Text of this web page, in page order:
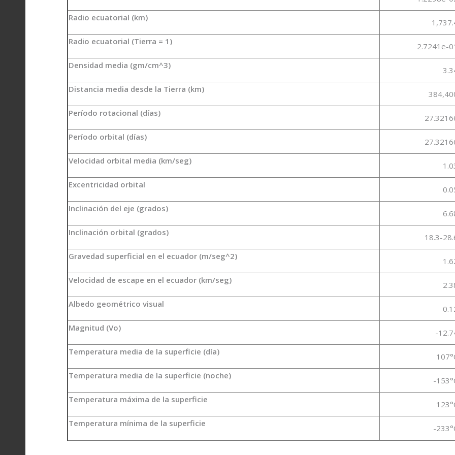
Radio ecuatorial (km)
Radio ecuatorial (Tierra = 1)
2.7241e-
Densidad media (gm/cm^3)
Distancia media desde la Tierra (km)
Período rotacional (días)
Período orbital (días)
Velocidad orbital media (km/seg)
Excentricidad orbital
Inclinación del eje (grados)
Inclinación orbital (grados)
18.3-
Gravedad superficial en el ecuador (m/seg^2)
Velocidad de escape en el ecuador (km/seg)
Albedo geométrico visual
Magnitud (Vo)
-
Temperatura media de la superficie (día)
Temperatura media de la superficie (noche)
-
Temperatura máxima de la superficie
Temperatura mínima de la superficie
-